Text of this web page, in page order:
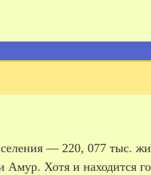
— 220, 077 тыс.
Амур. Хотя и находится